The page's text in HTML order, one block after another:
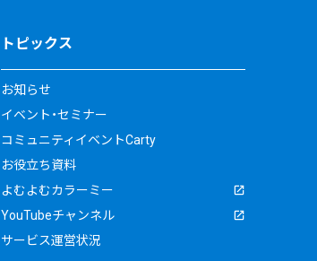
トピックス
お知らせ
イベント・セミナー
コミュニティイベントCarty
お役立ち資料
よむよむカラーミー
YouTubeチャンネル
サービス運営状況